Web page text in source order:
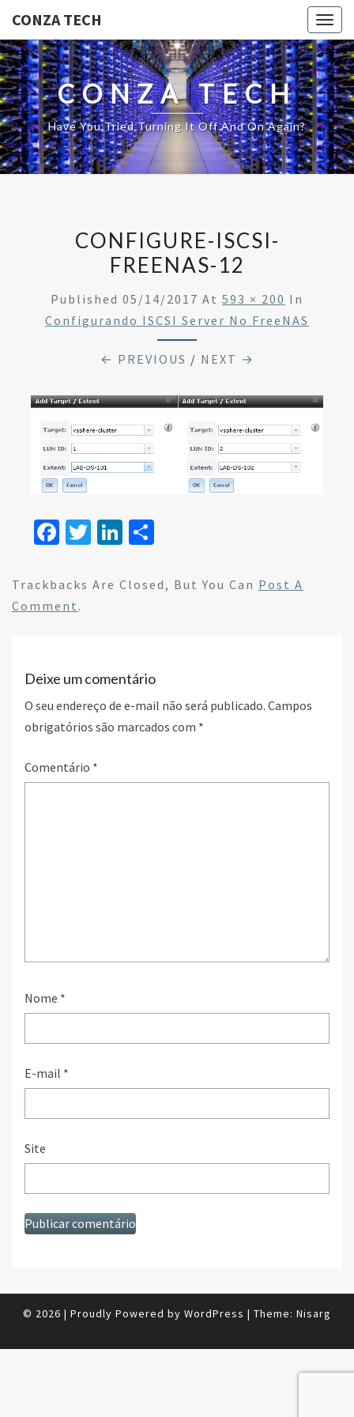
CONZA TECH
CONZA TECH
Have You Tried Turning It Off And On Again?
CONFIGURE-ISCSI-
FREENAS-12
Published 05/14/2017 At 593 × 200 In
Configurando ISCSI Server No FreeNAS
← PREVIOUS / NEXT →
Fa
b
o
T
tt
Li
ke ar
Trackbacks Are Closed, But You Can Post A
Comment .
Deixe um comentário
O seu endereço de e-mail não será publicado. Campos
obrigatórios são marcados com *
Comentário *
Nome *
E-mail *
Site
© 2026 | Proudly Powered by WordPress | Theme: Nisarg